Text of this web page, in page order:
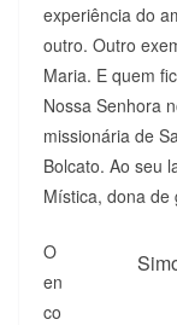
experiência do
outro. Outro
Maria. E quem
Nossa Senhora
missionária de
Bolcato. Ao seu
Mística, dona de
O
en
co